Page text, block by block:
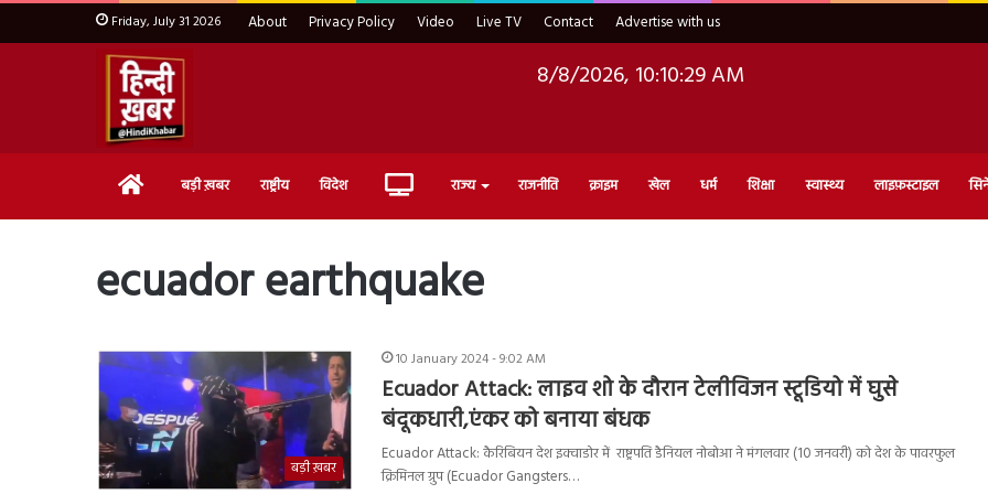
Friday, July 31 2026 About Privacy Policy Video Live TV Contact Advertise with us
8/8/2026, 10:10:30 AM
Home बड़ी ख़बर राष्ट्रीय विदेश Live राज्य राजनीति क्राइम खेल धर्म शिक्षा स्वास्थ्य लाइफ़स्टाइल
ecuador earthquake
बड़ी ख़बर
10 January 2024 - 9:02 AM
Ecuador Attack: लाइव शो के दौरान टेलीविजन स्टूडियो में घुसे
बंदूकधारी,एंकर को बनाया बंधक
Ecuador Attack: कैरिबियन देश इक्वाडोर में राष्ट्रपति डैनियल नोबोआ ने मंगलवार (10 जनवरी) को देश के पावरफुल
क्रिमिनल ग्रुप (Ecuador Gangsters…